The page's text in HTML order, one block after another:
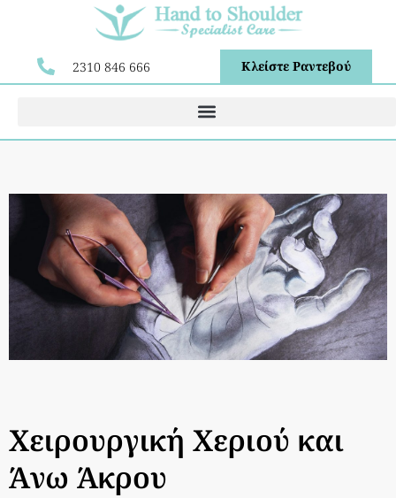
2310 846 666 Κλείστε Ραντεβού
Χειρουργική Χεριού και
Άνω Άκρου